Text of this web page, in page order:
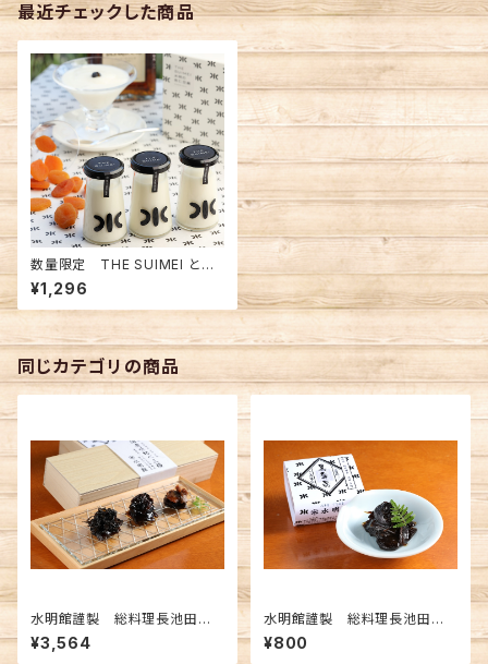
最近チェックした商品
数量限定 THE SUIMEI とろ
けるおいしさオリジナル 水明の
杏仁豆腐 3個入 ※クール便
¥1,296
同じカテゴリの商品
水明館謹製 総料理長池田監
修 舞昆3種詰合せ（昆布佃煮）
¥3,564
水明館謹製 総料理長池田監
修 黒舞昆（昆布佃煮） 60g
¥800